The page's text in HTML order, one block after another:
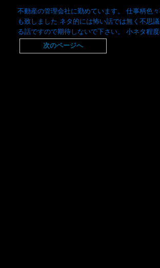
不動産の管理会社に勤めています。 仕事柄色
も致しました ネタ的には怖い話では無く不思
る話ですので期待しないで下さい。 小ネタ程
次のページへ